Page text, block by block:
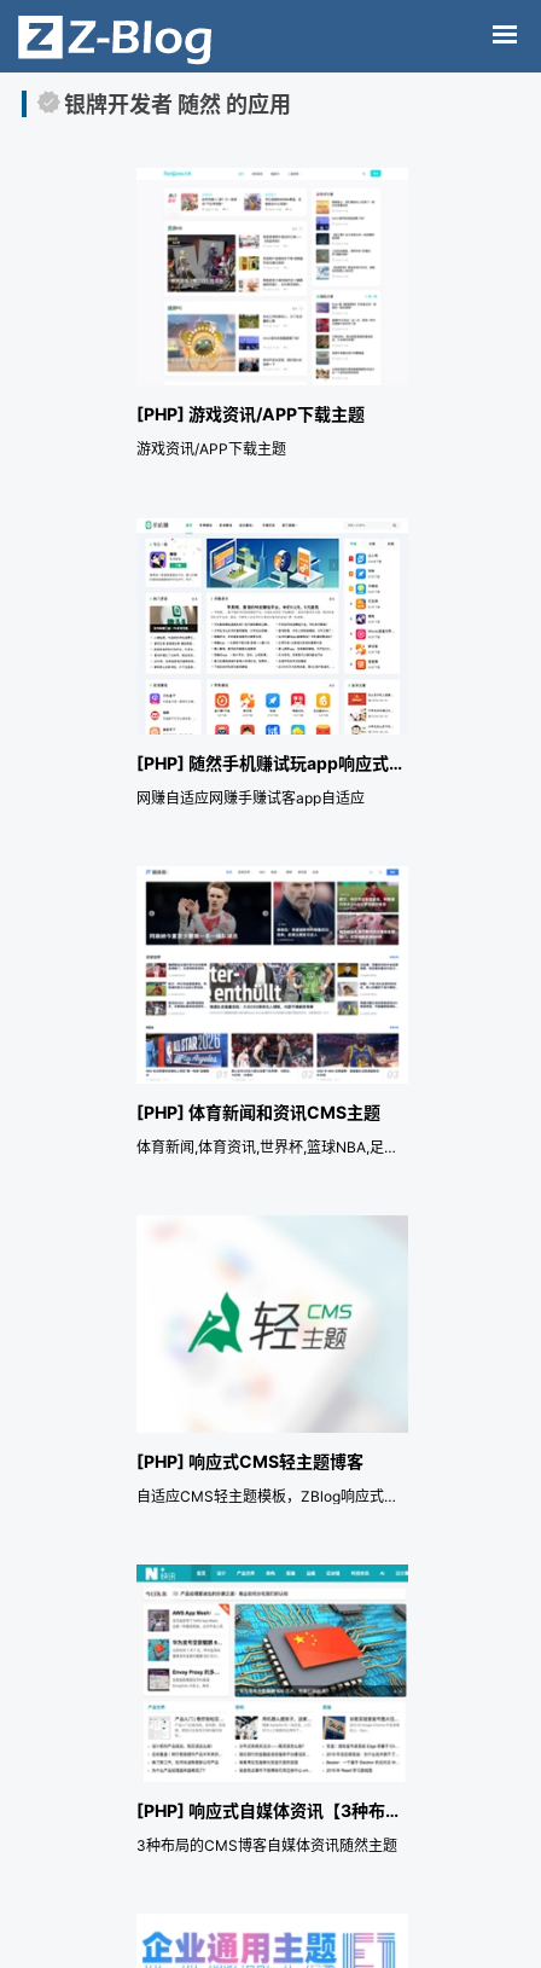
银牌开发者 随然 的应用
[PHP] 游戏资讯/APP下载主题
游戏资讯/APP下载主题
[PHP] 随然手机赚试玩app响应式网赚主题
网赚自适应网赚手赚试客app自适应
[PHP] 体育新闻和资讯CMS主题
体育新闻,体育资讯,世界杯,篮球NBA,足球,游戏电竞,赛事,CMS博客
[PHP] 响应式CMS轻主题博客
自适应CMS轻主题模板，ZBlog响应式博客主题-by随然
[PHP] 响应式自媒体资讯【3种布局|视频|图片|列表】博客
3种布局的CMS博客自媒体资讯随然主题